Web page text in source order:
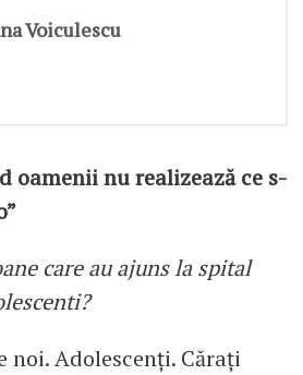
Voiculescu
oamenii nu realizează ce s-
care au ajuns la spital
noi. Adolescenți. Cărați